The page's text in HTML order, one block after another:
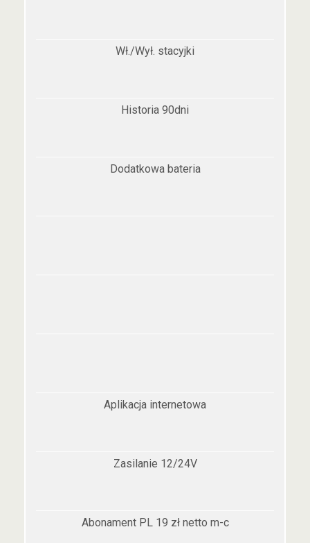
Wł./Wył. stacyjki
Historia 90dni
Dodatkowa bateria
Aplikacja internetowa
Zasilanie 12/24V
Abonament PL 19 zł netto m-c